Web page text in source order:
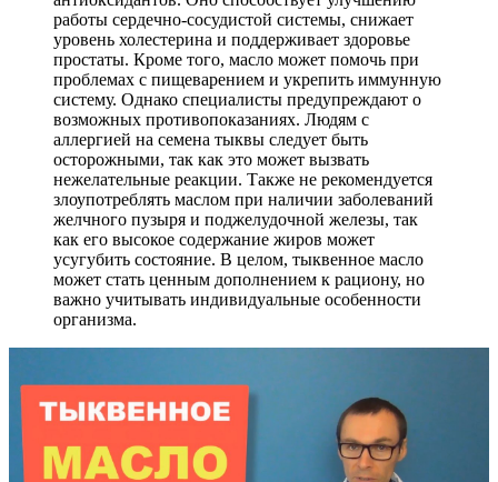
работы сердечно-сосудистой системы, снижает
уровень холестерина и поддерживает здоровье
простаты. Кроме того, масло может помочь при
проблемах с пищеварением и укрепить иммунную
систему. Однако специалисты предупреждают о
возможных противопоказаниях. Людям с
аллергией на семена тыквы следует быть
осторожными, так как это может вызвать
нежелательные реакции. Также не рекомендуется
злоупотреблять маслом при наличии заболеваний
желчного пузыря и поджелудочной железы, так
как его высокое содержание жиров может
усугубить состояние. В целом, тыквенное масло
может стать ценным дополнением к рациону, но
важно учитывать индивидуальные особенности
организма.